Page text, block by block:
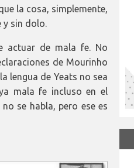
la cosa, simplemente,
y sin dolo.
actuar de mala fe. No
de Mourinho
lengua de Yeats no sea
mala fe incluso en el
se habla, pero ese es